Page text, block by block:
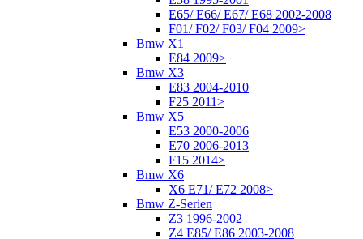
E65/ E66/ E67/ E68 2002-2008
F01/ F02/ F03/ F04 2009>
Bmw X1
E84 2009>
Bmw X3
E83 2004-2010
F25 2011>
Bmw X5
E53 2000-2006
E70 2006-2013
F15 2014>
Bmw X6
X6 E71/ E72 2008>
Bmw Z-Serien
Z3 1996-2002
Z4 E85/ E86 2003-2008